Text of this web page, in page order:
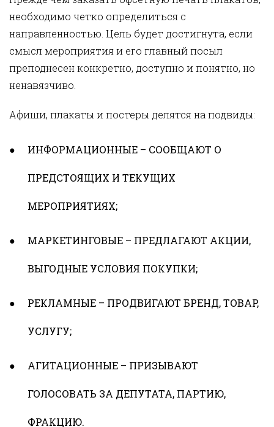
необходимо четко определиться с
направленностью. Цель будет достигнута, если
смысл мероприятия и его главный посыл
преподнесен конкретно, доступно и понятно, но
ненавязчиво.
Афиши, плакаты и постеры делятся на подвиды:
ИНФОРМАЦИОННЫЕ – СООБЩАЮТ О
ПРЕДСТОЯЩИХ И ТЕКУЩИХ
МЕРОПРИЯТИЯХ;
МАРКЕТИНГОВЫЕ – ПРЕДЛАГАЮТ АКЦИИ,
ВЫГОДНЫЕ УСЛОВИЯ ПОКУПКИ;
РЕКЛАМНЫЕ – ПРОДВИГАЮТ БРЕНД, ТОВАР,
УСЛУГУ;
АГИТАЦИОННЫЕ – ПРИЗЫВАЮТ
ГОЛОСОВАТЬ ЗА ДЕПУТАТА, ПАРТИЮ,
ФРАКЦИЮ.